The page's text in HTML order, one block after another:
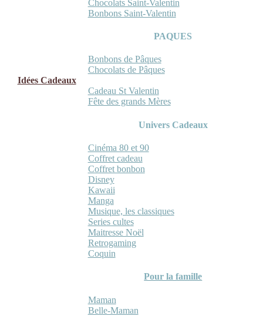
Chocolats Saint-Valentin
Bonbons Saint-Valentin
PAQUES
Bonbons de Pâques
Chocolats de Pâques
Idées Cadeaux
Cadeau St Valentin
Fête des grands Mères
Univers Cadeaux
Cinéma 80 et 90
Coffret cadeau
Coffret bonbon
Disney
Kawaii
Manga
Musique, les classiques
Series cultes
Maitresse Noël
Retrogaming
Coquin
Pour la famille
Maman
Belle-Maman